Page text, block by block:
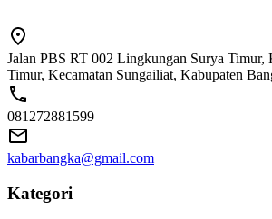
Jalan PBS RT 002 Lingkungan Surya Timur,
Timur, Kecamatan Sungailiat, Kabupaten
081272881599
kabarbangka@gmail.com
Kategori